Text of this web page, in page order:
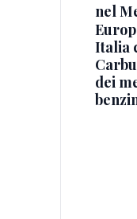
nel
Italia
dei